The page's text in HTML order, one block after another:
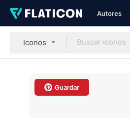
Autores
Iconos
Guardar